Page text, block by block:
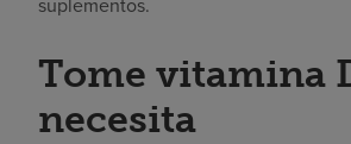
suplementos.
Tome vitamina
necesita